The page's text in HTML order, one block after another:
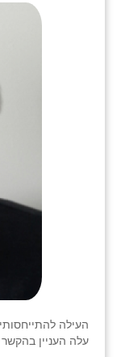
העילה
עלה העניין